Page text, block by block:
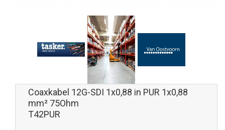
Coaxkabel 12G-SDI 1x0,88 in PUR 1x0,88
mm² 75Ohm
T42PUR